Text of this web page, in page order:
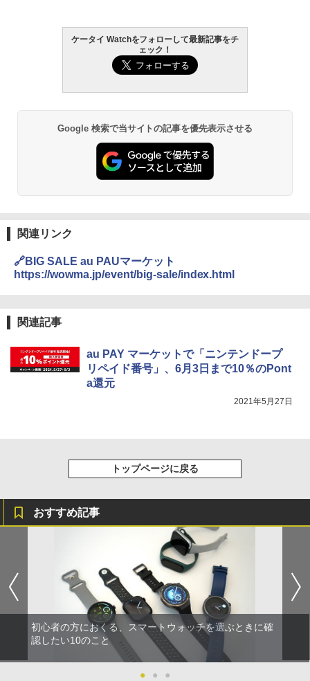
ケータイ Watchをフォローして最新記事をチ
ェック！
Google 検索で当サイトの記事を優先表示させる
関連リンク
🔗BIG SALE au PAUマーケット
https://wowma.jp/event/big-sale/index.html
関連記事
au PAY マーケットで「ニンテンドープ
リペイド番号」、6月3日まで10％のPont
a還元
2021年5月27日
トップページに戻る
おすすめ記事
初心者の方におくる、スマートウォッチを選ぶときに確
認したい10のこと
● ● ●